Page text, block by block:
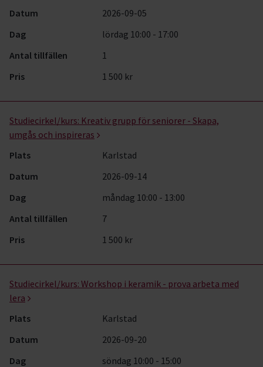
Datum
2026-09-05
Dag
lördag 10:00 - 17:00
Antal tillfällen
1
Pris
1 500 kr
Studiecirkel/kurs: Kreativ grupp för seniorer - Skapa,
umgås och inspireras
Plats
Karlstad
Datum
2026-09-14
Dag
måndag 10:00 - 13:00
Antal tillfällen
7
Pris
1 500 kr
Studiecirkel/kurs: Workshop i keramik - prova arbeta med
lera
Plats
Karlstad
Datum
2026-09-20
Dag
söndag 10:00 - 15:00